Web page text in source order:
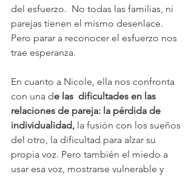
del esfuerzo.  No todas las familias, ni
parejas tienen el mismo desenlace.
Pero parar a reconocer el esfuerzo nos
trae esperanza.
En cuanto a Nicole, ella nos confronta
con una de las  dificultades en las
relaciones de pareja: la pérdida de
individualidad, la fusión con los sueños
del otro, la dificultad para alzar su
propia voz. Pero también el miedo a
usar esa voz, mostrarse vulnerable y